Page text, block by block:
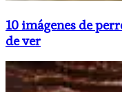
10 imágenes de
de ver